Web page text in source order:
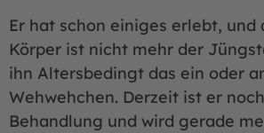
Er hat schon einiges erlebt, und
Körper ist nicht mehr der
ihn Altersbedingt das ein oder
Wehwehchen. Derzeit ist er
Behandlung und wird gerade